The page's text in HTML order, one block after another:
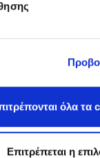
όλα τα
Επιτρέπεται η